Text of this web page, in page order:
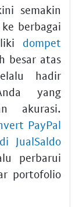
semakin
berbagai
dompet
besar atas
hadir
yang
akurasi.
PayPal
JualSaldo
perbarui
portofolio